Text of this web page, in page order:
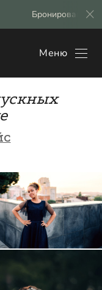
свадебных
Меню